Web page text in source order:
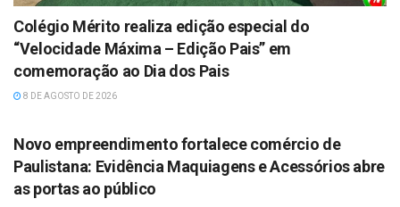
Colégio Mérito realiza edição especial do
“Velocidade Máxima – Edição Pais” em
comemoração ao Dia dos Pais
8 DE AGOSTO DE 2026
Novo empreendimento fortalece comércio de
Paulistana: Evidência Maquiagens e Acessórios abre
as portas ao público